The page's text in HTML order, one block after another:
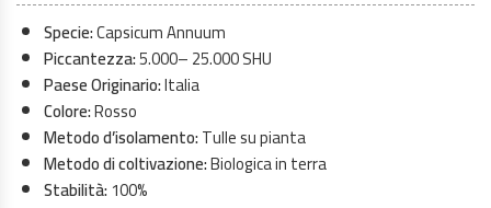
Specie:Capsicum Annuum
Piccantezza:5.000– 25.000 SHU
Paese Originario:Italia
Colore:Rosso
Metodo d’isolamento:Tulle su pianta
Metodo di coltivazione:Biologica in terra
Stabilità:100%